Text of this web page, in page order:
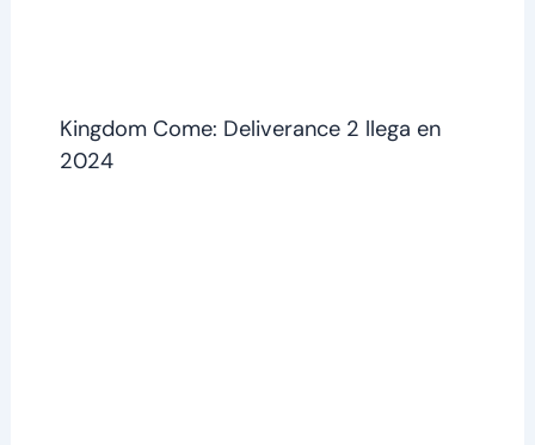
Kingdom Come: Deliverance 2 llega en
2024